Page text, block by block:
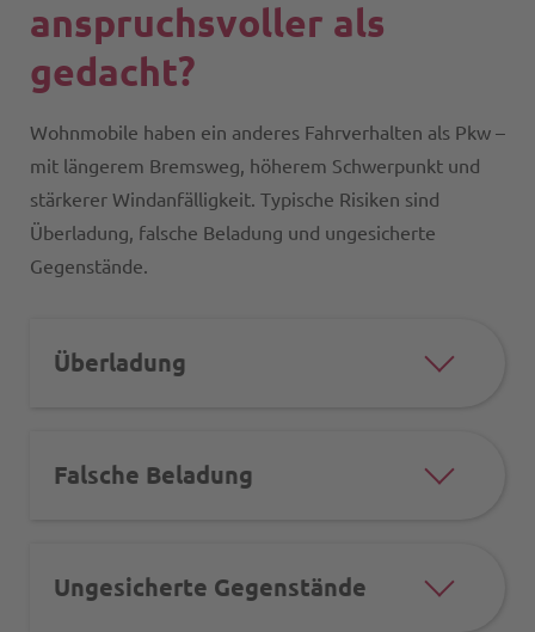
anspruchsvoller als
gedacht?
Wohnmobile haben ein anderes Fahrverhalten als Pkw –
mit längerem Bremsweg, höherem Schwerpunkt und
stärkerer Windanfälligkeit. Typische Risiken sind
Überladung, falsche Beladung und ungesicherte
Gegenstände.
Überladung
Falsche Beladung
Ungesicherte Gegenstände